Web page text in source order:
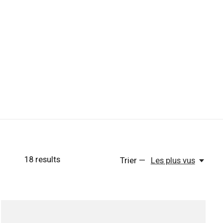
18results Trier — Les plus vus